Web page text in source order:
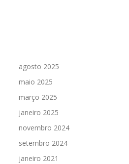
agosto 2025
maio 2025
março 2025
janeiro 2025
novembro 2024
setembro 2024
janeiro 2021